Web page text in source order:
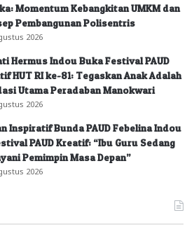
Momentum Kebangkitan UMKM dan
Pembangunan Polisentris
2026
Hermus Indou Buka Festival PAUD
HUT RI ke-81: Tegaskan Anak Adalah
Utama Peradaban Manokwari
2026
Inspiratif Bunda PAUD Febelina Indou
PAUD Kreatif: “Ibu Guru Sedang
Pemimpin Masa Depan”
2026